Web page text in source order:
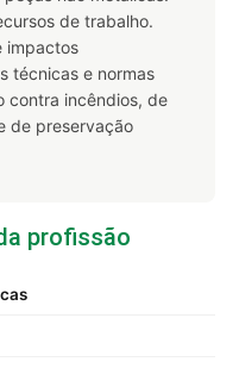
de trabalho.
impactos
técnicas e normas
contra incêndios, de
de preservação
profissão